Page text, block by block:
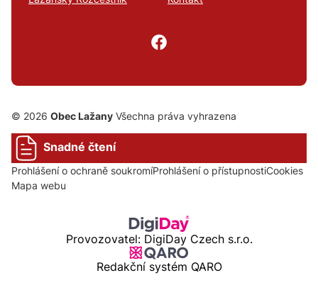
© 2026 Obec Lažany Všechna práva vyhrazena
Snadné čtení
Prohlášení o ochraně soukromíProhlášení o přístupnostiCookies
Mapa webu
Provozovatel: DigiDay Czech s.r.o.
Redakční systém QARO